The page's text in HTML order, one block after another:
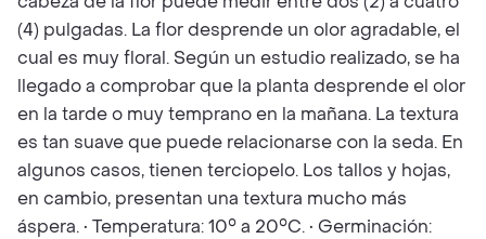
(4) pulgadas. La flor desprende un olor agradable, el
cual es muy floral. Según un estudio realizado, se ha
llegado a comprobar que la planta desprende el olor
en la tarde o muy temprano en la mañana. La textura
es tan suave que puede relacionarse con la seda. En
algunos casos, tienen terciopelo. Los tallos y hojas,
en cambio, presentan una textura mucho más
áspera. • Temperatura: 10° a 20°C. • Germinación: